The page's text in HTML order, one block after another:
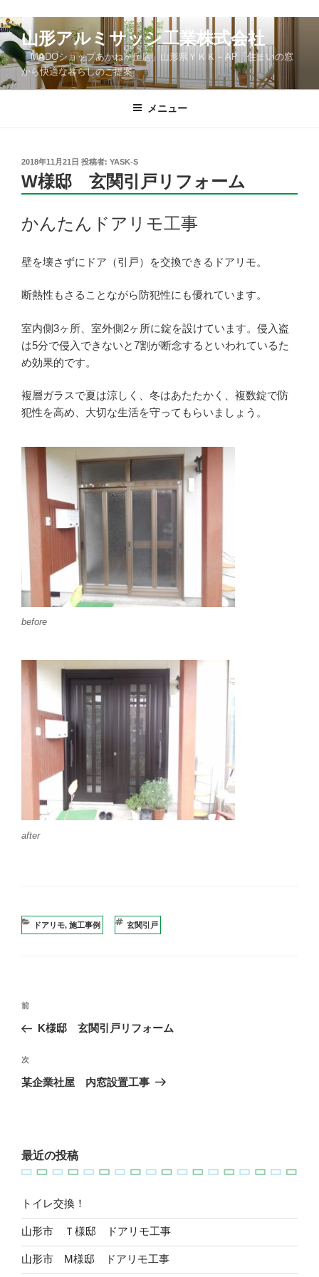
コ
ン
テ
ン
ツ
山形アルミサッシ工業株式会社
「MADOショップあかねヶ丘店」山形県ＹＫＫ－AP「住まいの窓
から快適な暮らしのご提案
メニュー
投
稿
日:
2018年11月21日 投稿者: YASK-S
W様邸 玄関引戸リフォーム
かんたんドアリモ工事
壁を壊さずにドア（引戸）を交換できるドアリモ。
断熱性もさることながら防犯性にも優れています。
室内側3ヶ所、室外側2ヶ所に錠を設けています。侵入盗
は5分で侵入できないと7割が断念するといわれているた
め効果的です。
複層ガラスで夏は涼しく、冬はあたたかく、複数錠で防
犯性を高め、大切な生活を守ってもらいましょう。
before
after
カ
ドアリモ, 施工事例
タ
玄関引戸
投
ビ
ゲ
ン
過
去
投
稿
前
K様邸 玄関引戸リフォーム
次
の
次
某企業社屋 内窓設置工事
最近の投稿
トイレ交換！
山形市 Ｔ様邸 ドアリモ工事
山形市 M様邸 ドアリモ工事